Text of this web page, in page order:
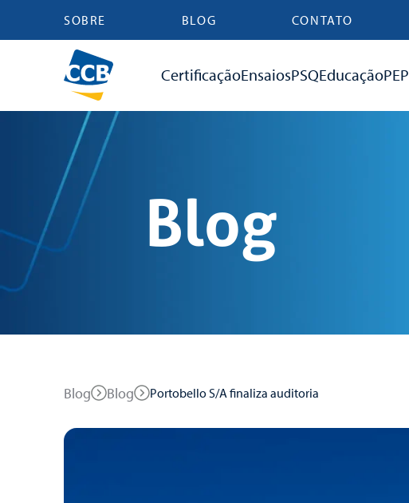
SOBRE BLOG CONTATO
CertificaçãoEnsaiosPSQEducaçãoPEP
Blog
Blog Blog Portobello S/A finaliza auditoria